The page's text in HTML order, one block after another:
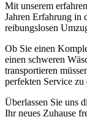
Mit unserem
Jahren Erfahrung in
reibungslosen
Ob Sie einen
einen schweren
transportieren
perfekten Service zu
Überlassen Sie uns
Ihr neues Zuhause